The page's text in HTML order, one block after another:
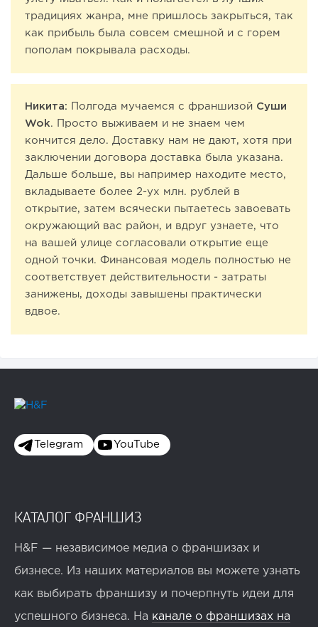
традициях жанра, мне пришлось закрыться, так
как прибыль была совсем смешной и с горем
пополам покрывала расходы.
Никита: Полгода мучаемся с франшизой Суши
Wok. Просто выживаем и не знаем чем
кончится дело. Доставку нам не дают, хотя при
заключении договора доставка была указана.
Дальше больше, вы например находите место,
вкладываете более 2-ух млн. рублей в
открытие, затем всячески пытаетесь завоевать
окружающий вас район, и вдруг узнаете, что
на вашей улице согласовали открытие еще
одной точки. Финансовая модель полностью не
соответствует действительности - затраты
занижены, доходы завышены практически
вдвое.
Telegram YouTube
КАТАЛОГ ФРАНШИЗ
H&F — независимое медиа о франшизах и
бизнесе. Из наших материалов вы можете узнать
как выбирать франшизу и почерпнуть идеи для
успешного бизнеса. На канале о франшизах на